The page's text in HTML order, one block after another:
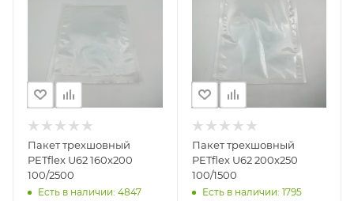
Пакет трехшовный
PETflex U62 160x200
100/2500
Есть в наличии: 4847
Пакет трехшовный
PETflex U62 200x250
100/1500
Есть в наличии: 1795